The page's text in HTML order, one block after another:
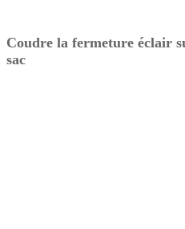
Coudre la fermeture éclair
sac